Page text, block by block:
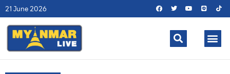
21 June 2026